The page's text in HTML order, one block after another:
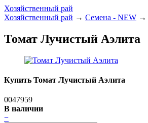
Хозяйственный рай
Хозяйственный рай → Семена - NEW →
Томат Лучистый Аэлита
Купить Томат Лучистый Аэлита
0047959
В наличии
−